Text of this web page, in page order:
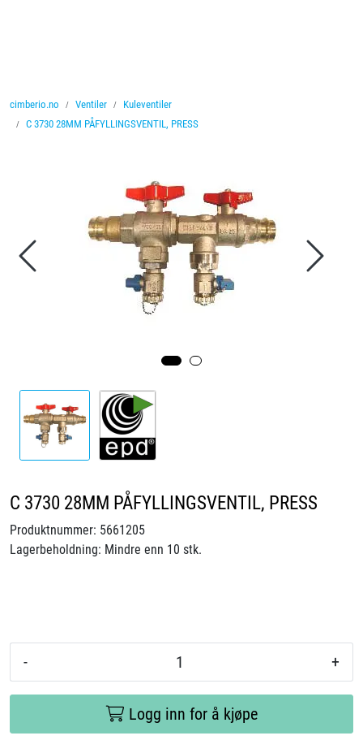
cimberio.no Ventiler
Kuleventiler
C 3730 28MM PÅFYLLINGSVENTIL, PRESS
C 3730 28MM PÅFYLLINGSVENTIL, PRESS
Produktnummer: 5661205
Lagerbeholdning: Mindre enn 10 stk.
- +
Logg inn for å kjøpe
Vannbehandling
Nyheter
Sertifiseringer
Om oss
Blogg
Et annerledes selskap
Salgsbetingelser